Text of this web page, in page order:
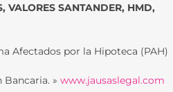
VALORES SANTANDER, HMD,
Afectados por la Hipoteca (PAH)
Bancaria. » www.jausaslegal.com